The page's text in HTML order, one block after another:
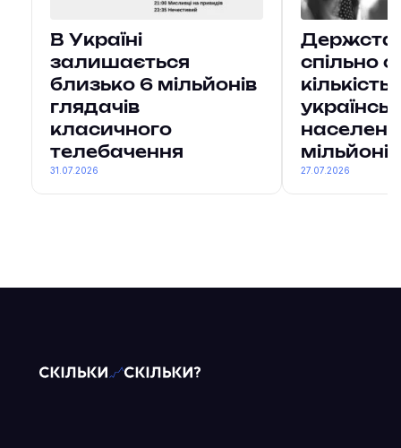
В Україні
залишається
близько 6 мільйонів
глядачів
класичного
телебачення
31.07.2026
Держстат
спільно
кількість
мільйонів
27.07.2026